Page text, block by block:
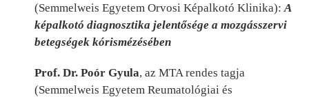
(Semmelweis Egyetem Orvosi Képalkotó Klinika): A
képalkotó diagnosztika jelentősége a mozgásszervi
betegségek kórismézésében
Prof. Dr. Poór Gyula, az MTA rendes tagja
(Semmelweis Egyetem Reumatológiai és